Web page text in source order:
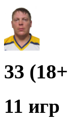
33
11 игр